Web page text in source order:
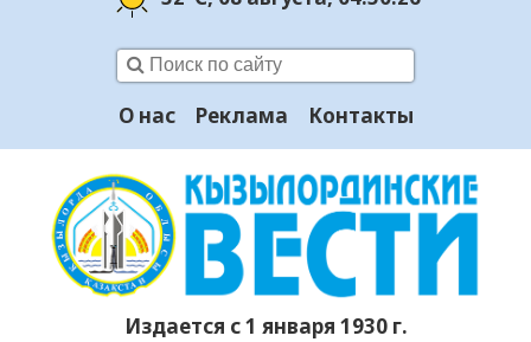
О нас Реклама Контакты
Издается с 1 января 1930 г.